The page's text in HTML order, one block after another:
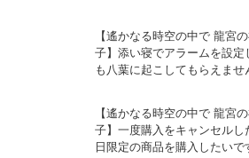
【遙かなる時空の中で 龍宮
子】添い寝でアラームを設定
も八葉に起こしてもらえませ
【遙かなる時空の中で 龍宮
子】一度購入をキャンセルし
日限定の商品を購入したいで